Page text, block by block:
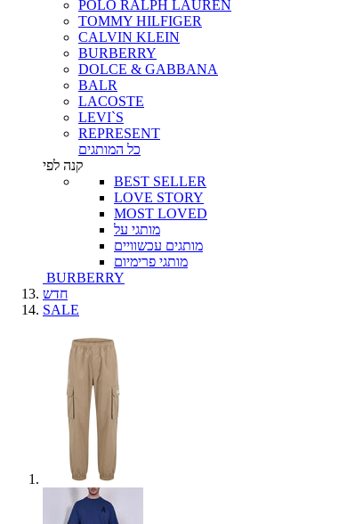
POLO RALPH LAUREN
TOMMY HILFIGER
CALVIN KLEIN
BURBERRY
DOLCE & GABBANA
BALR
LACOSTE
LEVI`S
REPRESENT
כל המותגים
קנה לפי
BEST SELLER
LOVE STORY
MOST LOVED
מותגי על
מותגים עכשוויים
מותגי פרימיום
BURBERRY
חדש
SALE